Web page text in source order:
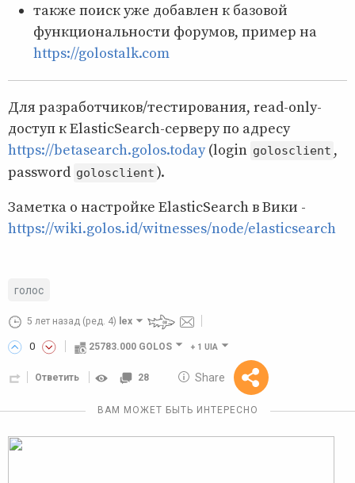
также поиск уже добавлен к базовой
функциональности форумов, пример на
https://golostalk.com
Для разработчиков/тестирования, read-only-
доступ к ElasticSearch-серверу по адресу
https://betasearch.golos.today(login golosclient ,
password golosclient ).
Заметка о настройке ElasticSearch в Вики -
https://wiki.golos.id/witnesses/node/elasticsearch
голос
5 лет назад (ред. 4) lex
0 25783.000 GOLOS + 1 UIA
Ответить 28 Share
Reward
10 GOLOS
ВАМ МОЖЕТ БЫТЬ ИНТЕРЕСНО